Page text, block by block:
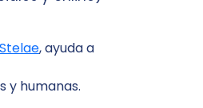
Stelae, ayuda a
y humanas.